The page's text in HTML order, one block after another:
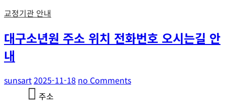
교정기관 안내
대구소년원 주소 위치 전화번호 오시는길 안
내
sunsart2025-11-18 no Comments
주소